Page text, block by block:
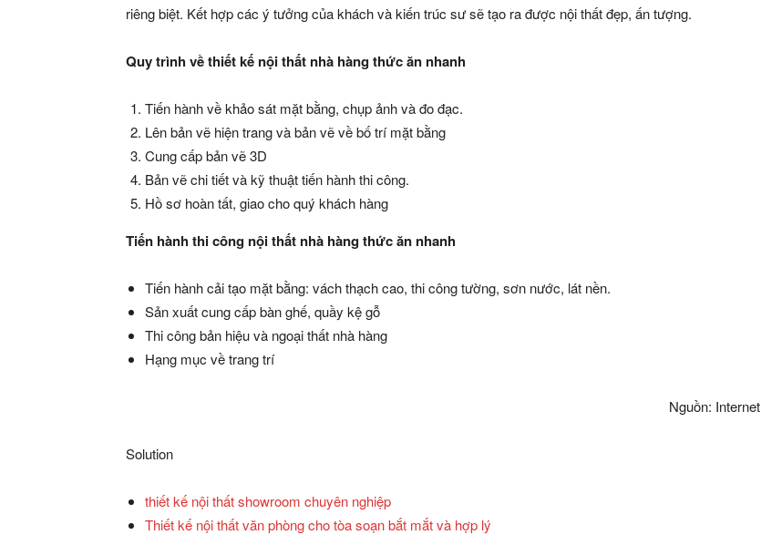
riêng biệt. Kết hợp các ý tưởng của khách và kiến trúc sư sẽ tạo ra được nội thất đẹp, ấn tượng.
Quy trình về thiết kế nội thất nhà hàng thức ăn nhanh
Tiến hành về khảo sát mặt bằng, chụp ảnh và đo đạc.
Lên bản vẽ hiện trang và bản vẽ về bố trí mặt bằng
Cung cấp bản vẽ 3D
Bản vẽ chi tiết và kỹ thuật tiến hành thi công.
Hồ sơ hoàn tất, giao cho quý khách hàng
Tiến hành thi công nội thất nhà hàng thức ăn nhanh
Tiến hành cải tạo mặt bằng: vách thạch cao, thi công tường, sơn nước, lát nền.
Sản xuất cung cấp bàn ghế, quầy kệ gỗ
Thi công bản hiệu và ngoại thất nhà hàng
Hạng mục về trang trí
Nguồn: Internet
Solution
thiết kế nội thất showroom chuyên nghiệp
Thiết kế nội thất văn phòng cho tòa soạn bắt mắt và hợp lý